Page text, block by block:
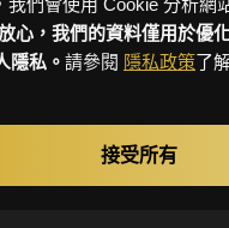
心，我們的資料僅用於優
隱私。 請參閱 隱私政策了
接受所有